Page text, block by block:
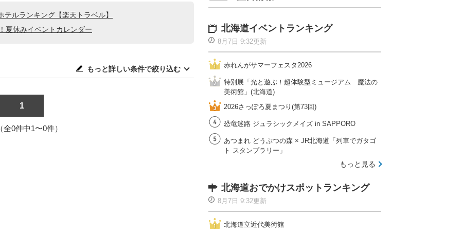
ルランキング【楽天トラベル】
夏休みイベントカレンダー
もっと詳しい条件で絞り込む
1
全0件中1〜0件）
北海道イベントランキング
8月7日 9:32更新
赤れんがサマーフェスタ2026
特別展「光と遊ぶ！超体験型ミュージアム 魔法の
美術館」(北海道)
2026さっぽろ夏まつり(第73回)
恐竜迷路 ジュラシックメイズ in SAPPORO
あつまれ どうぶつの森 × JR北海道「列車でガタゴ
ト スタンプラリー」
もっと見る
北海道おでかけスポットランキング
8月7日 9:32更新
北海道立近代美術館